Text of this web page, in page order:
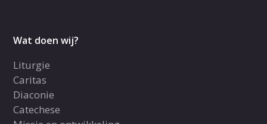
Wat doen wij?
Liturgie
Caritas
Diaconie
Catechese